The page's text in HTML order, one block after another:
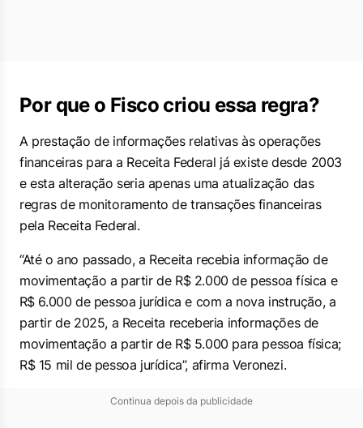
Por que o Fisco criou essa regra?
A prestação de informações relativas às operações
financeiras para a Receita Federal já existe desde 2003
e esta alteração seria apenas uma atualização das
regras de monitoramento de transações financeiras
pela Receita Federal.
“Até o ano passado, a Receita recebia informação de
movimentação a partir de R$ 2.000 de pessoa física e
⁠R$ 6.000 de pessoa jurídica e com a nova instrução, a
partir de 2025, a Receita receberia informações de
movimentação a partir de R$ 5.000 para pessoa física;
R$ 15 mil de pessoa jurídica”, afirma Veronezi.
Continua depois da publicidade